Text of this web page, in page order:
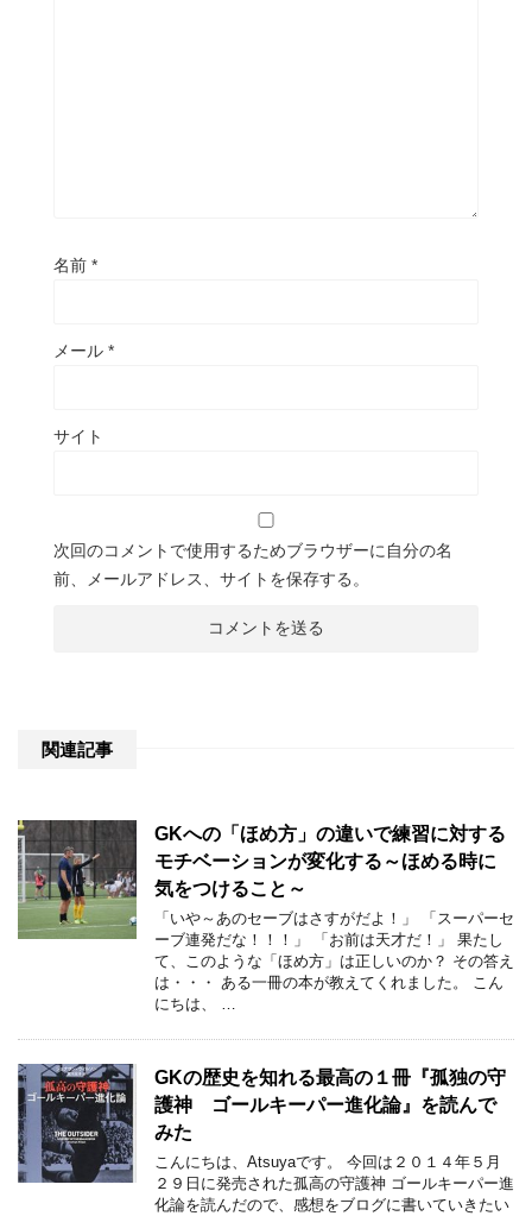
名前 *
メール *
サイト
次回のコメントで使用するためブラウザーに自分の名
前、メールアドレス、サイトを保存する。
関連記事
GKへの「ほめ方」の違いで練習に対する
モチベーションが変化する～ほめる時に
気をつけること～
「いや～あのセーブはさすがだよ！」 「スーパーセ
ーブ連発だな！！！」 「お前は天才だ！」 果たし
て、このような「ほめ方」は正しいのか？ その答え
は・・・ ある一冊の本が教えてくれました。 こん
にちは、 …
GKの歴史を知れる最高の１冊『孤独の守
護神 ゴールキーパー進化論』を読んで
みた
こんにちは、Atsuyaです。 今回は２０１４年５月
２９日に発売された孤高の守護神 ゴールキーパー進
化論を読んだので、感想をブログに書いていきたい